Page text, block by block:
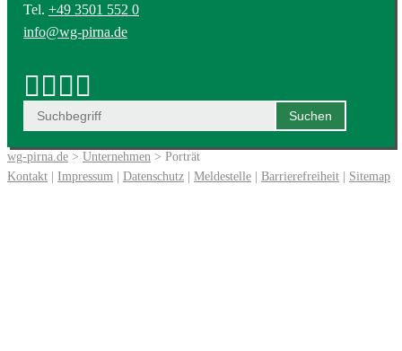
Tel. +49 3501 552 0
info@wg-pirna.de
wg-pirna.de > Unternehmen > Porträt
Kontakt | Impressum | Datenschutz | Meldestelle | Barrierefreiheit | Sitemap